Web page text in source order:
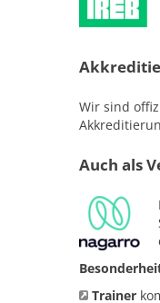
Wir sind
Auch als
Trainer